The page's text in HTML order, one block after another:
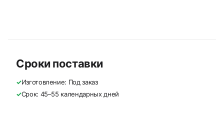
Сроки поставки
✓Изготовление: Под заказ
✓Срок: 45–55 календарных дней